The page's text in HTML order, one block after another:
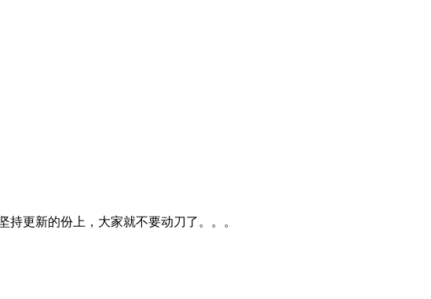
更新的份上，大家就不要动刀了。。。